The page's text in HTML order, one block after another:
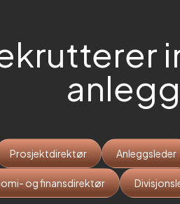
anlegg
Prosjektdirektør Anleggsleder
og finansdirektør